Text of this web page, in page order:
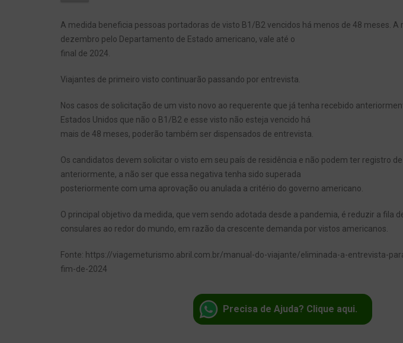
A medida beneficia pessoas portadoras de visto B1/B2 vencidos há menos de 48 meses. A
dezembro pelo Departamento de Estado americano, vale até o
final de 2024.
Viajantes de primeiro visto continuarão passando por entrevista.
Nos casos de solicitação de um visto novo ao requerente que já tenha recebido
Estados Unidos que não o B1/B2 e esse visto não esteja vencido há
mais de 48 meses, poderão também ser dispensados de entrevista.
Os candidatos devem solicitar o visto em seu país de residência e não podem ter registro
anteriormente, a não ser que essa negativa tenha sido superada
posteriormente com uma aprovação ou anulada a critério do governo americano.
O principal objetivo da medida, que vem sendo adotada desde a pandemia, é reduzir a fila
consulares ao redor do mundo, em razão da crescente demanda por vistos americanos.
Fonte: https://viagemeturismo.abril.com.br/manual-do-viajante/eliminada-a-entrevista-
fim-de-2024
Precisa de Ajuda? Clique aqui.